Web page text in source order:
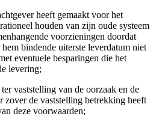
heeft gemaakt voor het
houden van zijn oude systeem
voorzieningen doordat
bindende uiterste leverdatum niet
eventuele besparingen die het
levering;
vaststelling van de oorzaak en de
zover de vaststelling betrekking heeft
deze voorwaarden;